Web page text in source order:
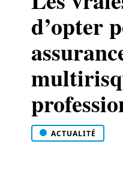
d’opter
ACTUALITÉ